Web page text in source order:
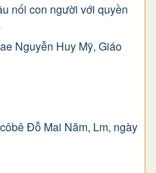
nối con người với quyền
Nguyễn Huy Mỹ, Giáo
Ðỗ Mai Năm, Lm, ngày